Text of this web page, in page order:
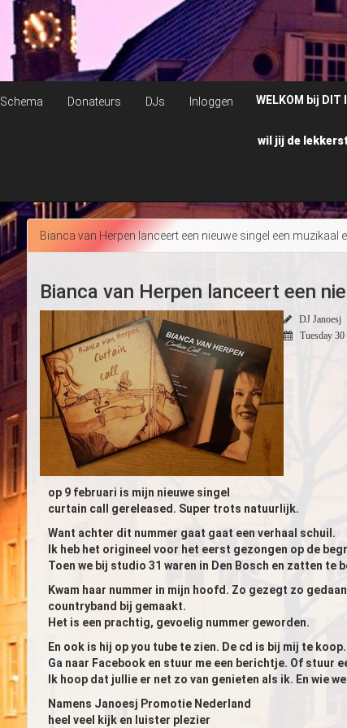
Schema Donateurs DJs Inloggen
WELKOM bij DIT IS
wil jij de
Bianca van Herpen lanceert een nieuwe singel een muzikaal
Bianca van Herpen lanceert een
op 9 februari is mijn nieuwe singel
curtain call gereleased. Super trots natuurlijk.
Want achter dit nummer gaat gaat een verhaal schuil.
Ik heb het origineel voor het eerst gezongen op de
Toen we bij studio 31 waren in Den Bosch en zatten te
Kwam haar nummer in mijn hoofd. Zo gezegt zo
countryband bij gemaakt.
Het is een prachtig, gevoelig nummer geworden.
En ook is hij op you tube te zien. De cd is bij mij te koop.
Ga naar Facebook en stuur me een berichtje. Of stuur
Ik hoop dat jullie er net zo van genieten als ik. En wie
Namens Janoesj Promotie Nederland
heel veel kijk en luister plezier
DJ Janoesj
Tuesday 30